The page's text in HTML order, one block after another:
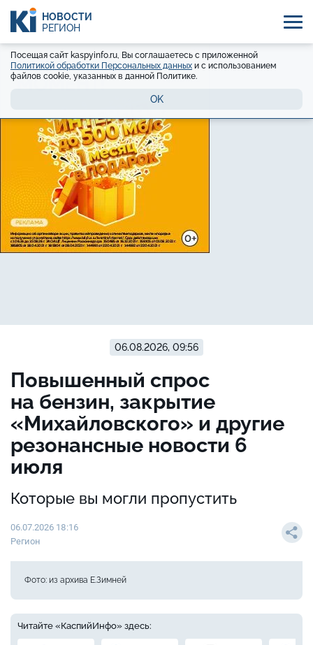
НОВОСТИ
РЕГИОН
Посещая сайт kaspyinfo.ru, Вы соглашаетесь с приложенной
Политикой обработки Персональных данных и с использованием
файлов cookie, указанных в данной Политике.
OK
06.08.2026, 09:56
Повышенный спрос
на бензин, закрытие
«Михайловского» и другие
резонансные новости 6
июля
Которые вы могли пропустить
06.07.2026 18:16
Регион
Фото: из архива Е.Зимней
Читайте «КаспийИнфо» здесь: